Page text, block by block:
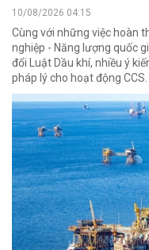
10/08/2026 04:15
Cùng với những việc hoàn
nghiệp - Năng lượng quốc
đổi Luật Dầu khí, nhiều ý
pháp lý cho hoạt động CCS.